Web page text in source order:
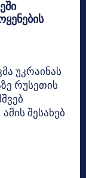
უკრაინას
რუსეთის
შესახებ